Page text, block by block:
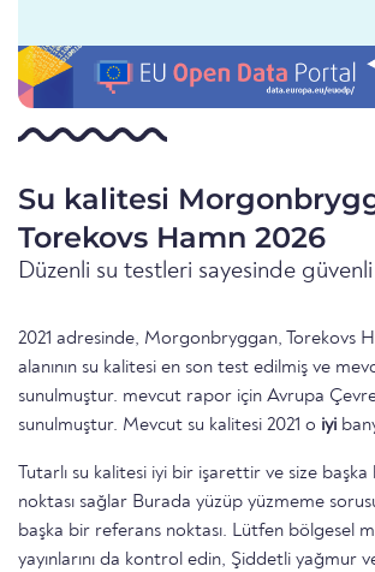
Su kalitesi
Torekovs Hamn 2026
Düzenli su testleri sayesinde
2021 adresinde, Morgonbryggan, Torekovs
alanının su kalitesi en son test edilmiş ve
sunulmuştur. mevcut rapor için Avrupa
sunulmuştur. Mevcut su kalitesi 2021 o iyi
Tutarlı su kalitesi iyi bir işarettir ve size
noktası sağlar Burada yüzüp yüzmeme
başka bir referans noktası. Lütfen bölgesel
yayınlarını da kontrol edin, Şiddetli yağmur